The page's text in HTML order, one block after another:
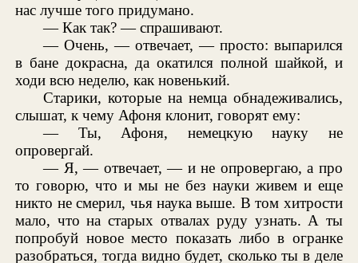
нас лучше того придумано.
— Как так? — спрашивают.
— Очень, — отвечает, — просто: выпарился
в бане докрасна, да окатился полной шайкой, и
ходи всю неделю, как новенький.
Старики, которые на немца обнадеживались,
слышат, к чему Афоня клонит, говорят ему:
— Ты, Афоня, немецкую науку не
опровергай.
— Я, — отвечает, — и не опровергаю, а про
то говорю, что и мы не без науки живем и еще
никто не смерил, чья наука выше. В том хитрости
мало, что на старых отвалах руду узнать. А ты
попробуй новое место показать либо в огранке
разобраться, тогда видно будет, сколько ты в деле